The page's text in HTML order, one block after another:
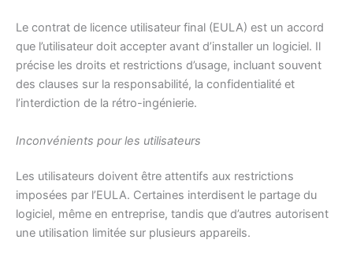
Le contrat de licence utilisateur final (EULA) est un accord
que l’utilisateur doit accepter avant d’installer un logiciel. Il
précise les droits et restrictions d’usage, incluant souvent
des clauses sur la responsabilité, la confidentialité et
l’interdiction de la rétro-ingénierie.
Inconvénients pour les utilisateurs
Les utilisateurs doivent être attentifs aux restrictions
imposées par l’EULA. Certaines interdisent le partage du
logiciel, même en entreprise, tandis que d’autres autorisent
une utilisation limitée sur plusieurs appareils.